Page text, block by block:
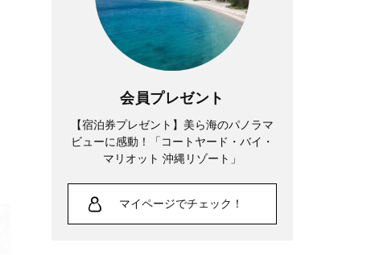
会員プレゼント
【宿泊券プレゼント】美ら海のパノラマ
ビューに感動！「コートヤード・バイ・
マリオット 沖縄リゾート」
マイページでチェック！